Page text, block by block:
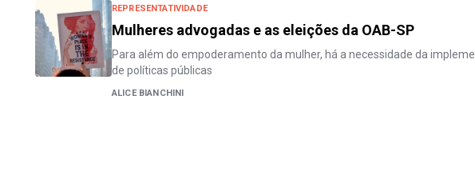
REPRESENTATIVIDADE
Mulheres advogadas e as eleições da OAB-SP
Para além do empoderamento da mulher, há a necessidade da
de políticas públicas
ALICE BIANCHINI